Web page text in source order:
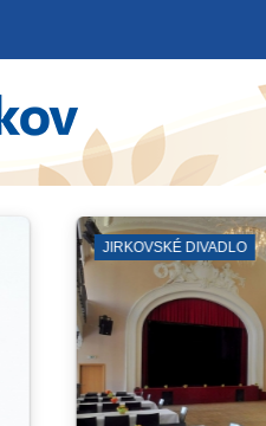
VÝKOPOVÉ PRÁCE